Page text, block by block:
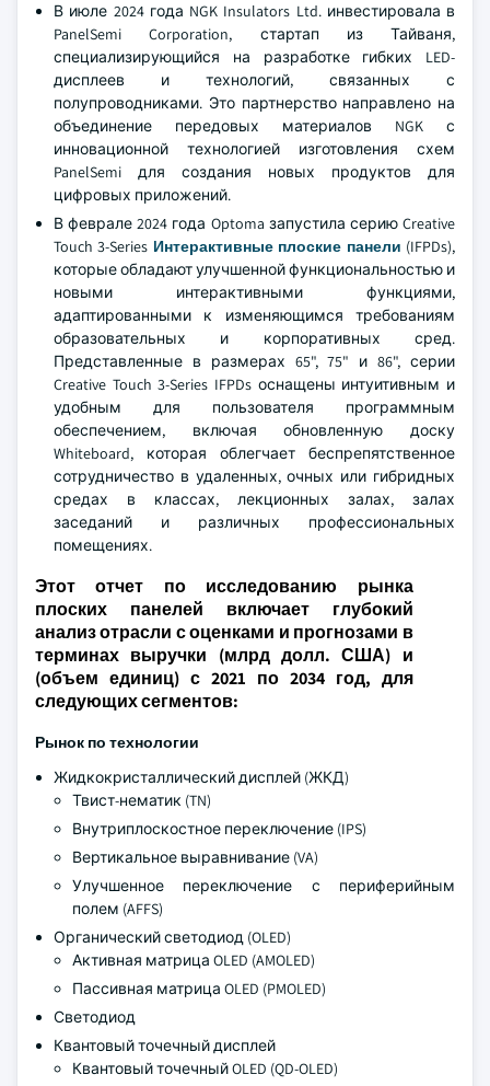
В июле 2024 года NGK Insulators Ltd. инвестировала в
PanelSemi Corporation, стартап из Тайваня,
специализирующийся на разработке гибких LED-
дисплеев и технологий, связанных с
полупроводниками. Это партнерство направлено на
объединение передовых материалов NGK с
инновационной технологией изготовления схем
PanelSemi для создания новых продуктов для
цифровых приложений.
В феврале 2024 года Optoma запустила серию Creative
Touch 3-Series Интерактивные плоские панели (IFPDs),
которые обладают улучшенной функциональностью и
новыми интерактивными функциями,
адаптированными к изменяющимся требованиям
образовательных и корпоративных сред.
Представленные в размерах 65", 75" и 86", серии
Creative Touch 3-Series IFPDs оснащены интуитивным и
удобным для пользователя программным
обеспечением, включая обновленную доску
Whiteboard, которая облегчает беспрепятственное
сотрудничество в удаленных, очных или гибридных
средах в классах, лекционных залах, залах
заседаний и различных профессиональных
помещениях.
Этот отчет по исследованию рынка
плоских панелей включает глубокий
анализ отрасли с оценками и прогнозами в
терминах выручки (млрд долл. США) и
(объем единиц) с 2021 по 2034 год, для
следующих сегментов:
Рынок по технологии
Жидкокристаллический дисплей (ЖКД)
Твист-нематик (TN)
Внутриплоскостное переключение (IPS)
Вертикальное выравнивание (VA)
Улучшенное переключение с периферийным
полем (AFFS)
Органический светодиод (OLED)
Активная матрица OLED (AMOLED)
Пассивная матрица OLED (PMOLED)
Светодиод
Квантовый точечный дисплей
Квантовый точечный OLED (QD-OLED)